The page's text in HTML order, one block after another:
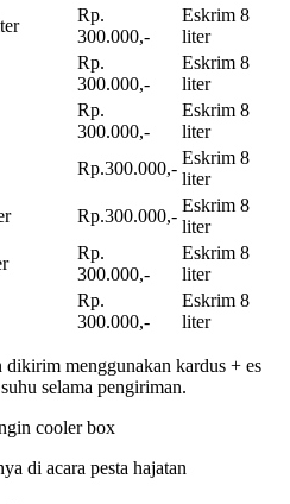
Rp.
300.000,-
Eskrim 8
liter
Rp.
300.000,-
Eskrim 8
liter
Rp.
300.000,-
Eskrim 8
liter
Rp.300.000,-
Eskrim 8
liter
Rp.300.000,-
Eskrim 8
liter
Rp.
300.000,-
Eskrim 8
liter
Rp.
300.000,-
Eskrim 8
liter
menggunakan kardus + es
selama pengiriman.
di acara pesta hajatan